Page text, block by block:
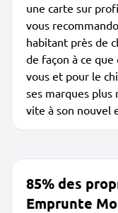
une carte sur
vous
habitant près de
de façon à ce
vous et pour le
ses marques
vite à son nouvel
85% des
Emprunte